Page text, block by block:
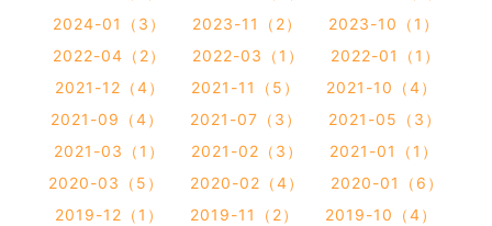
2024-01（3）
2023-11（2）
2023-10（1）
2022-04（2）
2022-03（1）
2022-01（1）
2021-12（4）
2021-11（5）
2021-10（4）
2021-09（4）
2021-07（3）
2021-05（3）
2021-03（1）
2021-02（3）
2021-01（1）
2020-03（5）
2020-02（4）
2020-01（6）
2019-12（1）
2019-11（2）
2019-10（4）